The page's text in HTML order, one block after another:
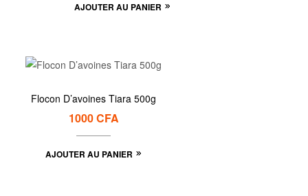
AJOUTER AU PANIER
Flocon D’avoines Tiara 500g
1000CFA
AJOUTER AU PANIER